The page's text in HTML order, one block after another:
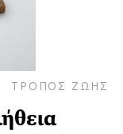
ΤΡΟΠΟΣ ΖΩΗΣ